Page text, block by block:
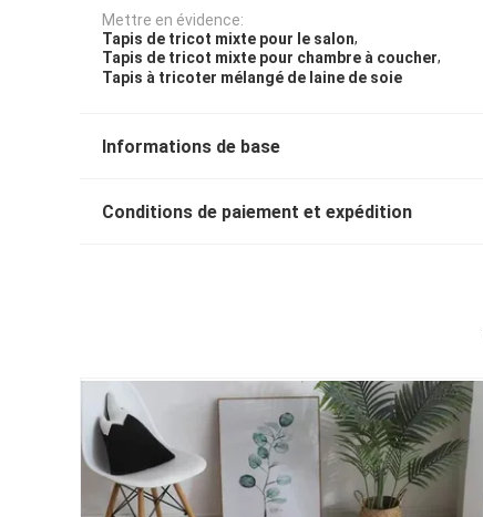
Mettre en évidence:
Tapis de tricot mixte pour le salon,
Tapis de tricot mixte pour chambre à coucher,
Tapis à tricoter mélangé de laine de soie
Informations de base
Conditions de paiement et expédition